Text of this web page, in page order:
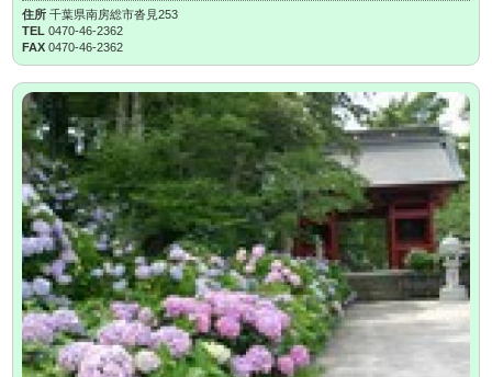
住所千葉県南房総市沓見253
TEL0470-46-2362
FAX0470-46-2362